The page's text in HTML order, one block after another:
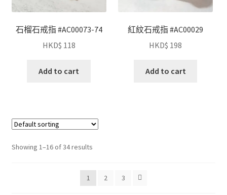
石榴石戒指 #AC00073-74
HKD$ 118
Add to cart
紅紋石戒指 #AC00029
HKD$ 198
Add to cart
Showing 1–16 of 34 results
1 2 3